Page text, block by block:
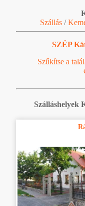
Szállás /
SZÉP
Szűkítse a
Szálláshelyek